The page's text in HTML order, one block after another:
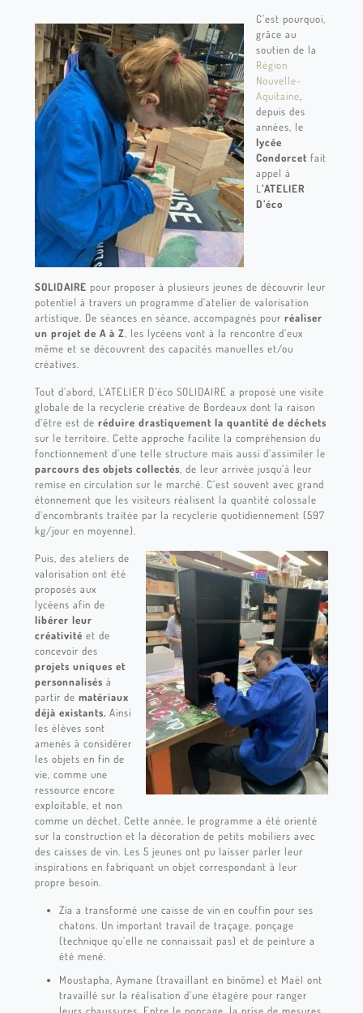
C’est pourquoi,
grâce au
soutien de la
Région
Nouvelle-
Aquitaine
depuis des
années, le
lycée
Condorcet fait
appel à
L ’ATELIER
D’éco
SOLIDAIRE pour proposer à plusieurs jeunes de découvrir leur
potentiel à travers un programme d’atelier de valorisation
artistique. De séances en séance, accompagnés pour réaliser
un projet de A à Z , les lycéens vont à la rencontre d’eux
même et se découvrent des capacités manuelles et/ou
créatives.
Tout d’abord, L’ATELIER D’éco SOLIDAIRE a proposé une visite
globale de la recyclerie créative de Bordeaux dont la raison
d’être est de réduire drastiquement la quantité de déchets
sur le territoire. Cette approche facilite la compréhension du
fonctionnement d’une telle structure mais aussi d’assimiler le
parcours des objets collectés , de leur arrivée jusqu’à leur
remise en circulation sur le marché. C’est souvent avec grand
étonnement que les visiteurs réalisent la quantité colossale
d’encombrants traitée par la recyclerie quotidiennement (597
kg/jour en moyenne).
Puis, des ateliers de
valorisation ont été
proposés aux
lycéens afin de
libérer leur
créativité et de
concevoir des
projets uniques et
personnalisés à
partir de matériaux
déjà existants. Ainsi
les élèves sont
amenés à considérer
les objets en fin de
vie, comme une
ressource encore
exploitable, et non
comme un déchet. Cette année, le programme a été orienté
sur la construction et la décoration de petits mobiliers avec
des caisses de vin. Les 5 jeunes ont pu laisser parler leur
inspirations en fabriquant un objet correspondant à leur
propre besoin.
Zia a transformé une caisse de vin en couffin pour ses
chatons. Un important travail de traçage, ponçage
(technique qu’elle ne connaissait pas) et de peinture a
été mené.
Moustapha, Aymane (travaillant en binôme) et Maël ont
travaillé sur la réalisation d’une étagère pour ranger